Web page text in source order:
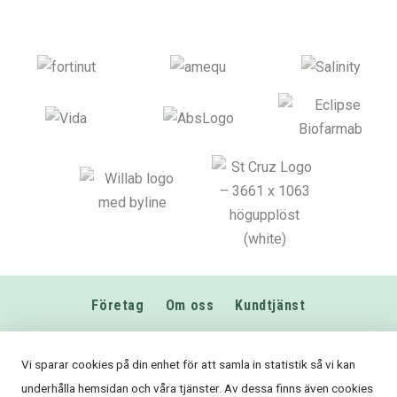
Företag Om oss Kundtjänst
info@fodershop.se
Vi sparar cookies på din enhet för att samla in statistik så vi kan
underhålla hemsidan och våra tjänster. Av dessa finns även cookies